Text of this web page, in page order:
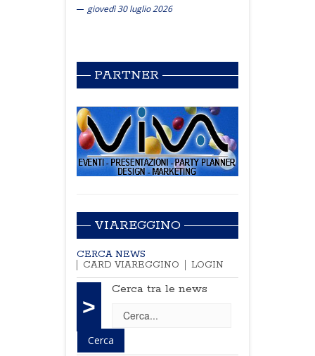
giovedì 30 luglio 2026
PARTNER
VIAREGGINO
CERCA NEWS
CARD VIAREGGINO
LOGIN
>
Cerca tra le news